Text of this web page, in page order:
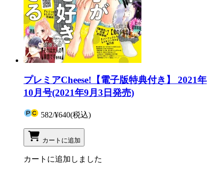
プレミアCheese!【電子版特典付き】 2021年
10月号(2021年9月3日発売)
582/¥640(税込)
カートに追加
カートに追加しました